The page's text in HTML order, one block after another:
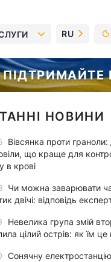
RU
ПІДТРИМАЙТЕ
НОВИНИ
Вівсянка проти граноли:
що краще для
в крові
Чи можна заварювати
двічі: відповідь
Невелика група змій
цілий острів: як їм
Сонячну